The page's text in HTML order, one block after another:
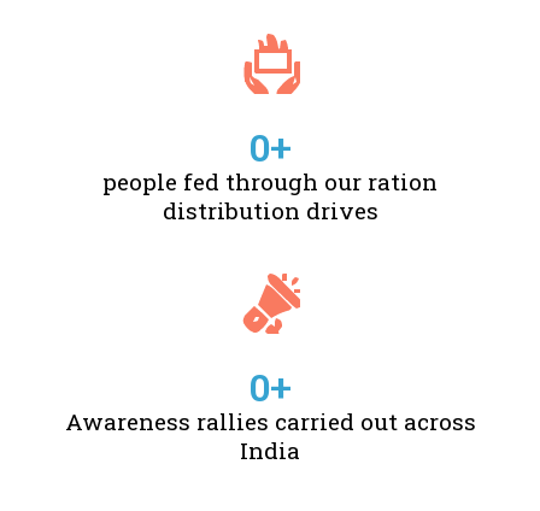
people fed through our ration
distribution drives
0+
Awareness rallies carried out across
India
0+